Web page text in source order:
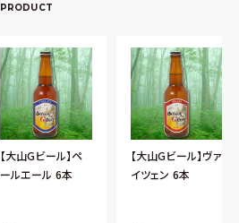
PRODUCT
【大山Gビール】ペ
ールエール 6本
【大山Gビール】ヴァ
イツェン 6本